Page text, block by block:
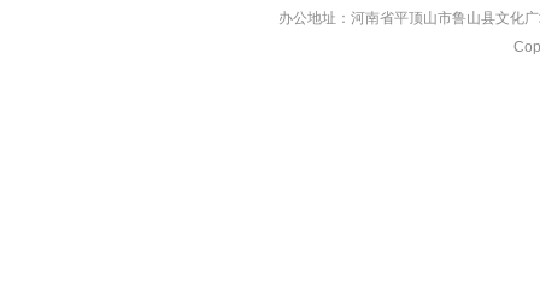
办公地址：河南省平顶山市鲁山县文化